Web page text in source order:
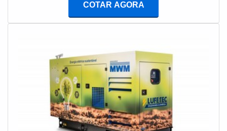
disponibiliza manutenção preventiva e corretiva em
mais atual para garantir a qualidade final para cada
cliente.Ainda focando em locação de gerador 24 horas,
deve-se ter a exatidão em orçar com empresas que
prezam por produtos e serviços que tenham ótima
qualidade e precisão, pontos importantes que ficam de
fora no planejamento de empresas que visam apenas o
COTAR AGORA